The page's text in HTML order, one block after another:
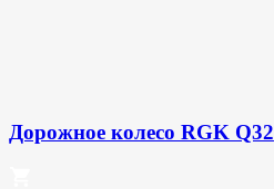
Дорожное колесо RGK Q32